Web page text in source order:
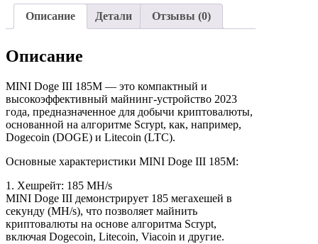
Описание Детали Отзывы (0)
Описание
MINI Doge III 185M — это компактный и
высокоэффективный майнинг-устройство 2023
года, предназначенное для добычи криптовалюты,
основанной на алгоритме Scrypt, как, например,
Dogecoin (DOGE) и Litecoin (LTC).
Основные характеристики MINI Doge III 185M:
1. Хешрейт: 185 MH/s
MINI Doge III демонстрирует 185 мегахешей в
секунду (MH/s), что позволяет майнить
криптовалюты на основе алгоритма Scrypt,
включая Dogecoin, Litecoin, Viacoin и другие.